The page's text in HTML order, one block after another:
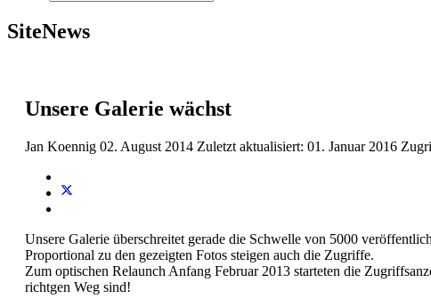
SiteNews
Unsere Galerie wächst
Jan Koennig 02. August 2014 Zuletzt aktualisiert: 01. Januar 2016
Unsere Galerie überschreitet gerade die Schwelle von 5000
Proportional zu den gezeigten Fotos steigen auch die Zugriffe.
Zum optischen Relaunch Anfang Februar 2013 starteten die
richtgen Weg sind!